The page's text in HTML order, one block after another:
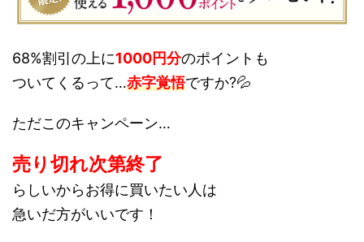
68%割引の上に1000円分のポイントも
ついてくるって…赤字覚悟ですか?💦
ただこのキャンペーン…
売り切れ次第終了
らしいからお得に買いたい人は
急いだ方がいいです！